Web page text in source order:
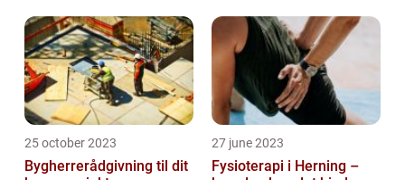
25 october 2023
Bygherrerådgivning til dit
27 june 2023
Fysioterapi i Herning –